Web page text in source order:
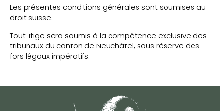
Les présentes conditions générales sont soumises au
droit suisse.
Tout litige sera soumis à la compétence exclusive des
tribunaux du canton de Neuchâtel, sous réserve des
fors légaux impératifs.